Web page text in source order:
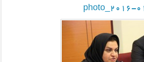
photo_2016-